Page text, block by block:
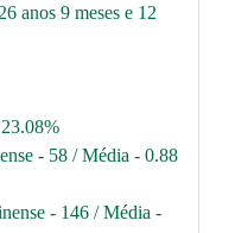
anos 9 meses e 12
- 58 / Média - 0.88
- 146 / Média -